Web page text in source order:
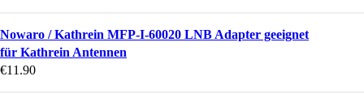
Nowaro / Kathrein MFP-I-60020 LNB Adapter geeignet
für Kathrein Antennen
€11.90